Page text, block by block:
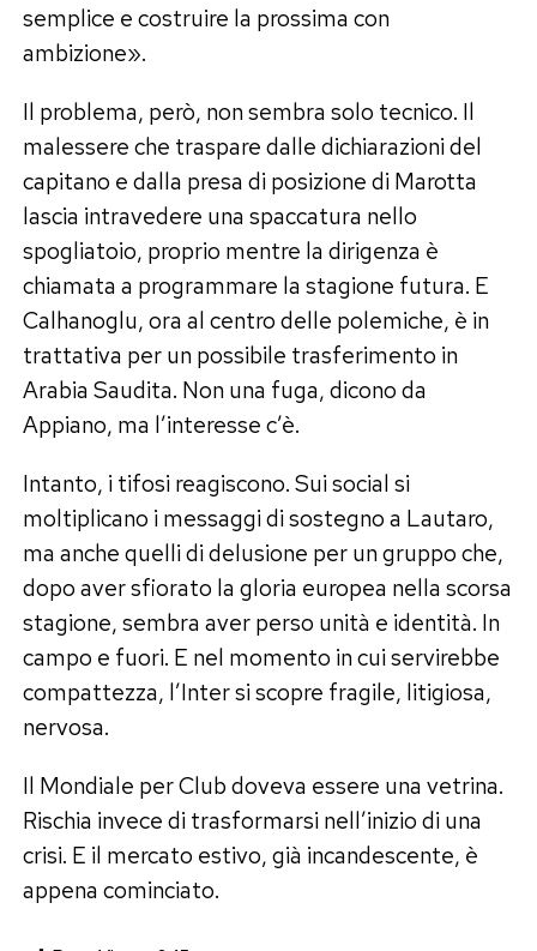
semplice e costruire la prossima con
ambizione».
Il problema, però, non sembra solo tecnico. Il
malessere che traspare dalle dichiarazioni del
capitano e dalla presa di posizione di Marotta
lascia intravedere una spaccatura nello
spogliatoio, proprio mentre la dirigenza è
chiamata a programmare la stagione futura. E
Calhanoglu, ora al centro delle polemiche, è in
trattativa per un possibile trasferimento in
Arabia Saudita. Non una fuga, dicono da
Appiano, ma l’interesse c’è.
Intanto, i tifosi reagiscono. Sui social si
moltiplicano i messaggi di sostegno a Lautaro,
ma anche quelli di delusione per un gruppo che,
dopo aver sfiorato la gloria europea nella scorsa
stagione, sembra aver perso unità e identità. In
campo e fuori. E nel momento in cui servirebbe
compattezza, l’Inter si scopre fragile, litigiosa,
nervosa.
Il Mondiale per Club doveva essere una vetrina.
Rischia invece di trasformarsi nell’inizio di una
crisi. E il mercato estivo, già incandescente, è
appena cominciato.